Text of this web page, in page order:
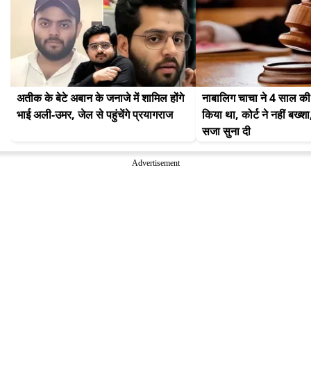
अतीक के बेटे अबान के जनाजे में शामिल होंगे
भाई अली-उमर, जेल से पहुंचेंगे प्रयागराज
नाबालिग चाचा ने 4 साल
किया था, कोर्ट ने नहीं
सजा सुना दी
Advertisement